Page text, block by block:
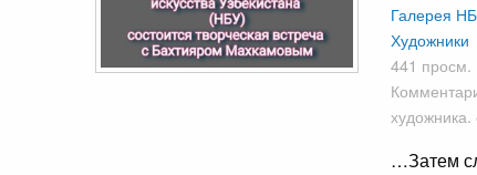
Галерея
Художники
441 просм.
художника.
…Затем